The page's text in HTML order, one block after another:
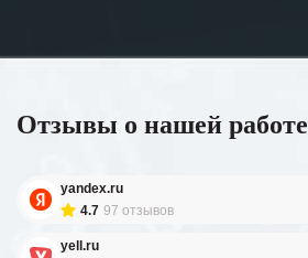
Отзывы о нашей работе
yandex.ru
4.7 97 отзывов
yell.ru